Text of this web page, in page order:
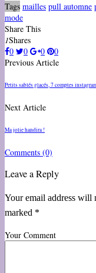
Tags mailles pull automne
mode
Share This
1Shares
0
0 0
0
Previous Article
Petits sablés glacés, 7 comptes
Next Article
Ma jolie handira !
Comments (0)
Leave a Reply
Your email address will
marked *
Your Comment